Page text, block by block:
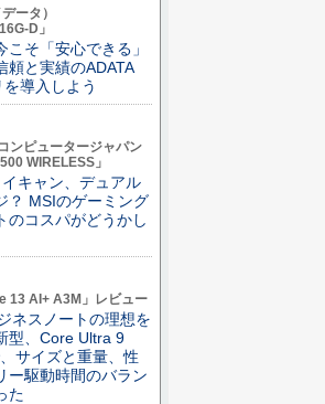
ータ）
D」
こそ「安心できる」
頼と実績のADATA
導入しよう
ンピュータージャパン
WIRELESS」
キャン、デュアル
？ MSIのゲーミング
のコスパがどうかし
13 AI+ A3M」レビュー
ネスノートの理想を
型、Core Ultra 9
サイズと重量、性
ー駆動時間のバラン
た